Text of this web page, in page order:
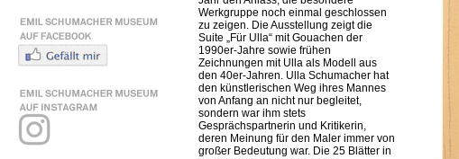
Werkgruppe noch einmal geschlossen
zu zeigen. Die Ausstellung zeigt die
Suite „Für Ulla“ mit Gouachen der
1990er-Jahre sowie frühen
Zeichnungen mit Ulla als Modell aus
den 40er-Jahren. Ulla Schumacher hat
den künstlerischen Weg ihres Mannes
von Anfang an nicht nur begleitet,
sondern war ihm stets
Gesprächspartnerin und Kritikerin,
deren Meinung für den Maler immer von
großer Bedeutung war. Die 25 Blätter in